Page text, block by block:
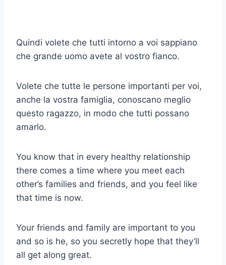
Quindi volete che tutti intorno a voi sappiano
che grande uomo avete al vostro fianco.
Volete che tutte le persone importanti per voi,
anche la vostra famiglia, conoscano meglio
questo ragazzo, in modo che tutti possano
amarlo.
You know that in every healthy relationship
there comes a time where you meet each
other’s families and friends, and you feel like
that time is now.
Your friends and family are important to you
and so is he, so you secretly hope that they’ll
all get along great.